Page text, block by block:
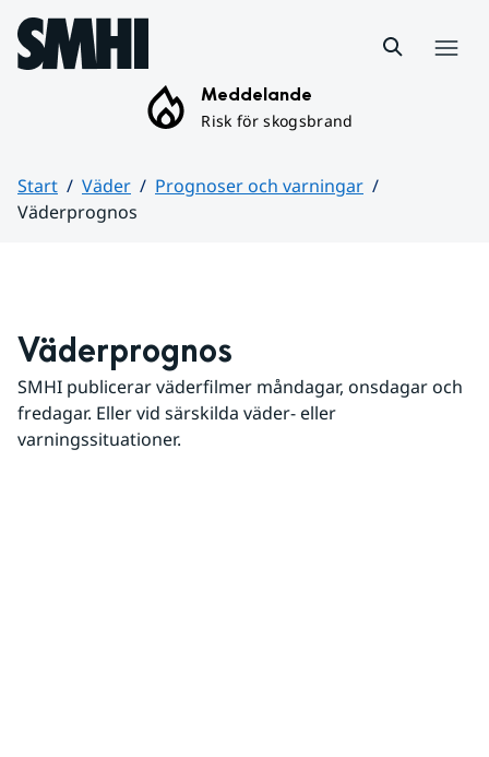
Hoppa till sidans innehåll
Meddelande
Risk för skogsbrand
Start Väder
Prognoser och varningar
Väderprognos
Väderprognos
SMHI publicerar väderfilmer måndagar, onsdagar och
fredagar. Eller vid särskilda väder- eller
varningssituationer.